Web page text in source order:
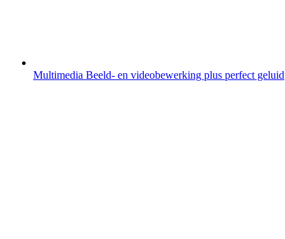
Multimedia Beeld- en videobewerking plus perfect geluid